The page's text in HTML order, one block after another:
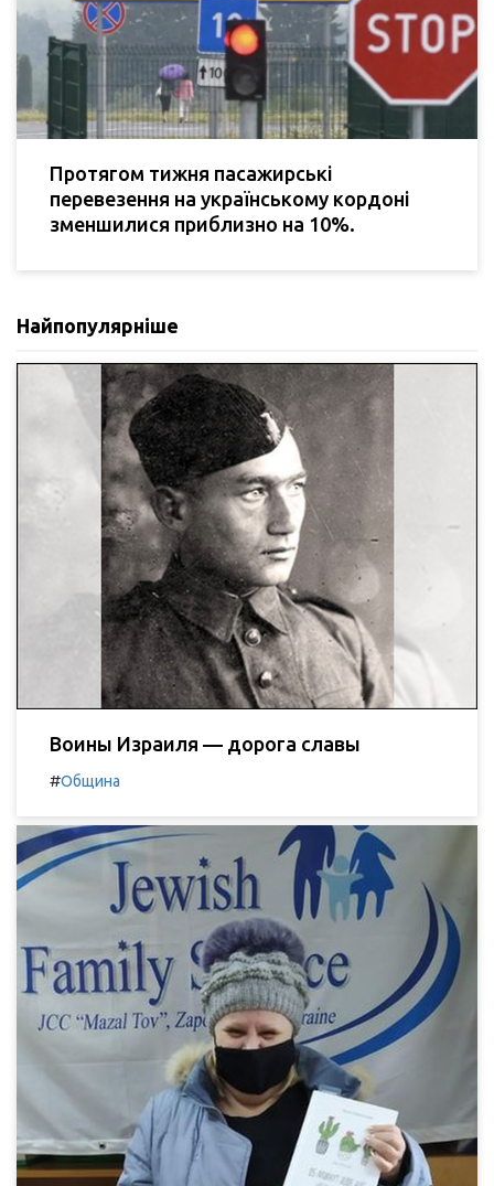
Протягом тижня пасажирські
перевезення на українському кордоні
зменшилися приблизно на 10%.
Найпопулярніше
Воины Израиля — дорога славы
#Община